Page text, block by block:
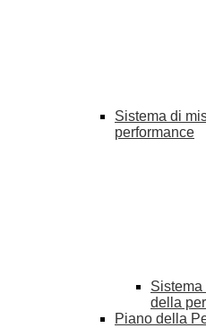
Sistema di
performance
della
Piano della